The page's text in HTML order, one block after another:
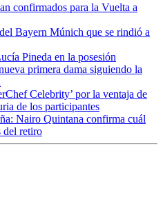
confirmados para la Vuelta a
Bayern Múnich que se rindió a
Pineda en la posesión
primera dama siguiendo la
Celebrity’ por la ventaja de
de los participantes
Nairo Quintana confirma cuál
del retiro